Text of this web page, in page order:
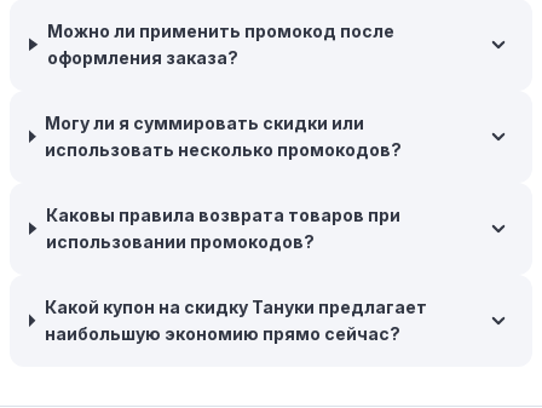
Программы лояльности:
преимуществами, как скидки только для участников,
ранний доступ к распродажам или эксклюзивным
Особые скидки:Если вы соответствуете этим
критериям, проверьте, предоставляет ли Тануки
пенсионеров.
Можно ли применить промокод после
оформления заказа?
Могу ли я суммировать скидки или
использовать несколько промокодов?
Каковы правила возврата товаров при
использовании промокодов?
Какой купон на скидку Тануки предлагает
наибольшую экономию прямо сейчас?